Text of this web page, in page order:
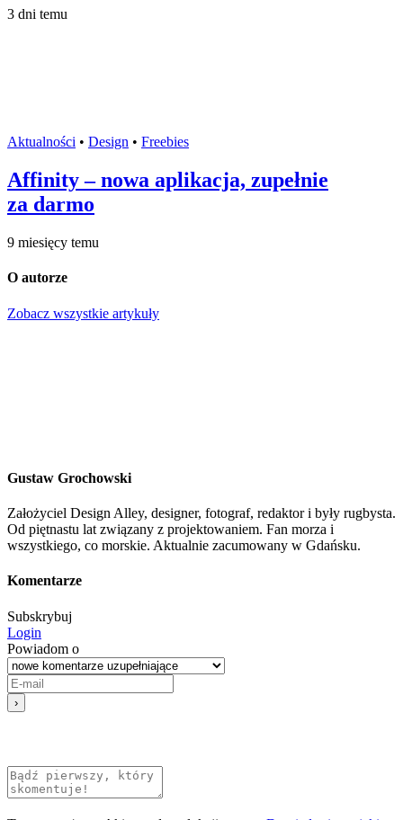
3 dni temu
Aktualności • Design • Freebies
Affinity – nowa aplikacja, zupełnie
za darmo
9 miesięcy temu
O autorze
Zobacz wszystkie artykuły
Gustaw Grochowski
Założyciel Design Alley, designer, fotograf, redaktor i były rugbysta.
Od piętnastu lat związany z projektowaniem. Fan morza i
wszystkiego, co morskie. Aktualnie zacumowany w Gdańsku.
Komentarze
Subskrybuj
Login
Powiadom o